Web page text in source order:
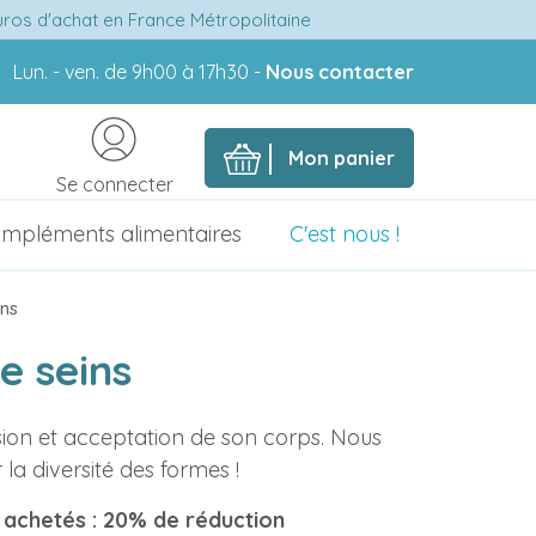
d'achat en France Métropolitaine
Lun. - ven. de 9h00 à 17h30 - Nous contacter
Mon panier
Se connecter
alimentaires C'est nous !
seins
et acceptation de son corps. Nous
diversité des formes !
: 20% de réduction